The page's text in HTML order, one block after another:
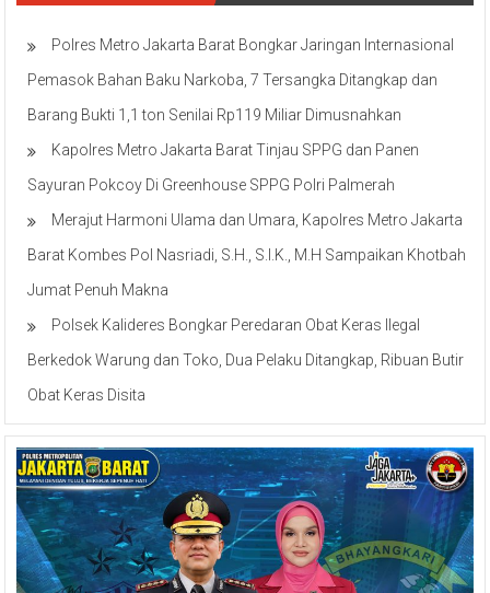
Polres Metro Jakarta Barat Bongkar Jaringan Internasional
Pemasok Bahan Baku Narkoba, 7 Tersangka Ditangkap dan
Barang Bukti 1,1 ton Senilai Rp119 Miliar Dimusnahkan
Kapolres Metro Jakarta Barat Tinjau SPPG dan Panen
Sayuran Pokcoy Di Greenhouse SPPG Polri Palmerah
Merajut Harmoni Ulama dan Umara, Kapolres Metro Jakarta
Barat Kombes Pol Nasriadi, S.H., S.I.K., M.H Sampaikan Khotbah
Jumat Penuh Makna
Polsek Kalideres Bongkar Peredaran Obat Keras Ilegal
Berkedok Warung dan Toko, Dua Pelaku Ditangkap, Ribuan Butir
Obat Keras Disita